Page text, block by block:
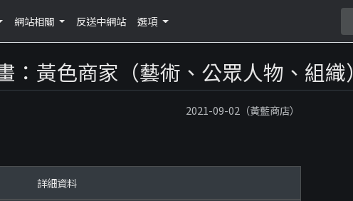
網站相關 反送中網站 選項
黃色商家（藝術、公眾人物、組織）
2021-09-02（黃藍商店）
詳細資料